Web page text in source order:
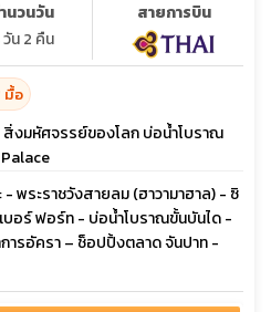
นวนวัน
น 2 คืน
สายการบิน
มื้อ
สิ่งมหัศจรรย์ของโลก บ่อน้ำโบราณ
พระราชวังสายลม (ฮาวามาฮาล) - ซิ
บอร์ ฟอร์ท - บ่อน้ำโบราณขั้นบันได -
ารอัครา – ช็อปปิ้งตลาด จันปาท -